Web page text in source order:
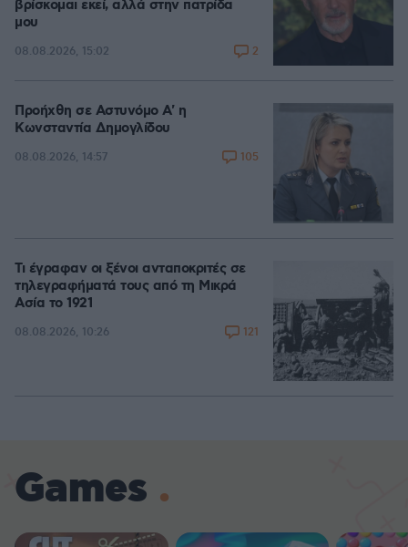
βρίσκομαι εκεί, αλλά στην πατρίδα
μου
08.08.2026, 15:02 2
Προήχθη σε Αστυνόμο Α' η
Κωνσταντία Δημογλίδου
08.08.2026, 14:57 105
Τι έγραφαν οι ξένοι ανταποκριτές σε
τηλεγραφήματά τους από τη Μικρά
Ασία το 1921
08.08.2026, 10:26 121
Games